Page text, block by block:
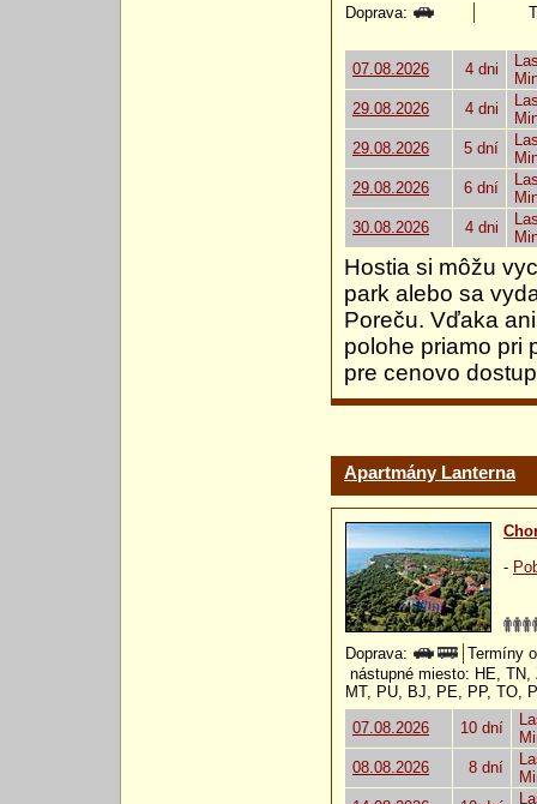
Doprava:
07.08.2026 4 dni
29.08.2026
4 dni
29.08.2026
5 dní
29.08.2026
6 dní
30.08.2026
4 dni
Hostia si môžu
park alebo sa
Poreču. Vďaka
polohe priamo pri
pre cenovo
Apartmány Lanterna
-
Doprava:
Termíny
nástupné miesto: HE,
MT, PU, BJ, PE, PP, TO,
07.08.2026
10 dní
08.08.2026
8 dní